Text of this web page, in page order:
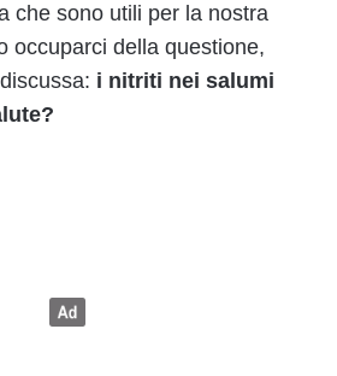
che sono utili per la nostra
occuparci della questione,
i nitriti nei salumi